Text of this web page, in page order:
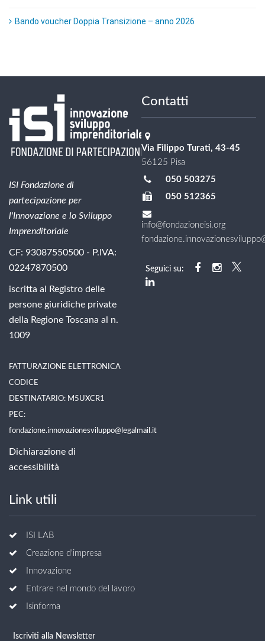
Bando voucher Doppia Transizione – anno 2026
ISI Fondazione di
partecipazione per
l'Innovazione e lo Sviluppo
Imprenditoriale
CF: 93087550500 - P.IVA:
02247870500
iscritta al Registro delle
persone giuridiche private
della Regione Toscana al n.
1009
FATTURAZIONE ELETTRONICA
CODICE
DESTINATARIO: M5UXCR1
PEC:
fondazione.innovazionesviluppo@legalmail.it
Dichiarazione di
accessibilità
Contatti
Via Filippo Turati, 43-45
56125 Pisa
050 503275
050 512365
info@fondazioneisi.org
Seguici su:
Link utili
ISI LAB
Creazione d'impresa
Innovazione
Entrare nel mondo del lavoro
Isinforma
Iscriviti alla Newsletter